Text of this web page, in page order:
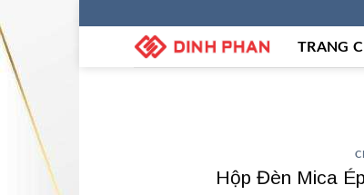
TRANG
Hộp Đèn Mica